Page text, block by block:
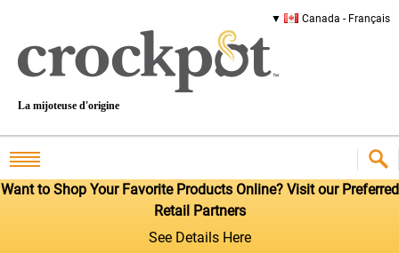
Canada - Français
La mijoteuse d'origine
Want to Shop Your Favorite Products Online? Visit our Preferred
Retail Partners
See Details Here